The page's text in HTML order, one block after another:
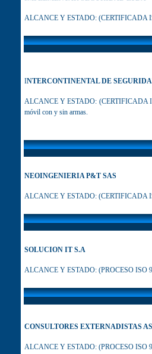
ALCANCE Y ESTADO: (CERTIFICADA
INTERCONTINENTAL DE
ALCANCE Y ESTADO: (CERTIFICADA
móvil con y sin armas.
NEOINGENIERIA P&T SAS
ALCANCE Y ESTADO: (CERTIFICADA
SOLUCION IT S.A
ALCANCE Y ESTADO: (PROCESO ISO
CONSULTORES EXTERNADISTAS
ALCANCE Y ESTADO: (PROCESO ISO